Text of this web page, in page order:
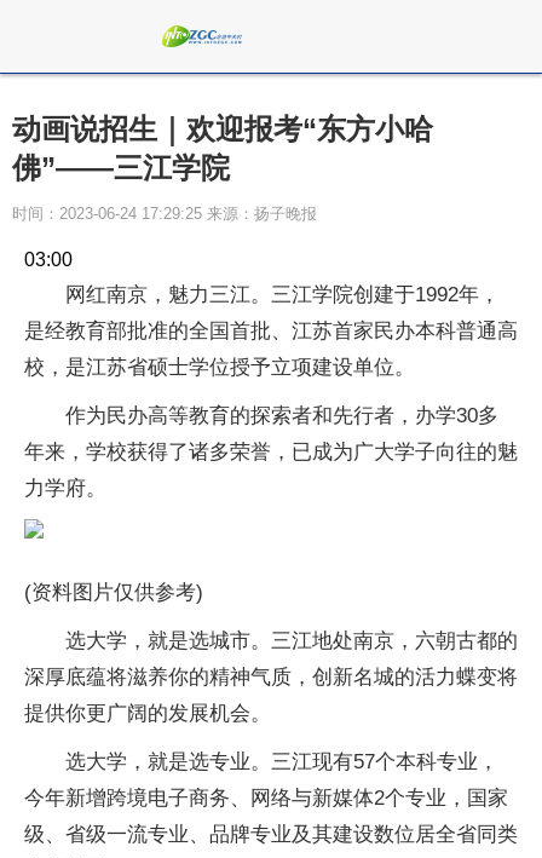
动画说招生｜欢迎报考“东方小哈
佛”——三江学院
时间：2023-06-24 17:29:25 来源：扬子晚报
03:00
网红南京，魅力三江。三江学院创建于1992年，
是经教育部批准的全国首批、江苏首家民办本科普通高
校，是江苏省硕士学位授予立项建设单位。
作为民办高等教育的探索者和先行者，办学30多
年来，学校获得了诸多荣誉，已成为广大学子向往的魅
力学府。
(资料图片仅供参考)
选大学，就是选城市。三江地处南京，六朝古都的
深厚底蕴将滋养你的精神气质，创新名城的活力蝶变将
提供你更广阔的发展机会。
选大学，就是选专业。三江现有57个本科专业，
今年新增跨境电子商务、网络与新媒体2个专业，国家
级、省级一流专业、品牌专业及其建设数位居全省同类